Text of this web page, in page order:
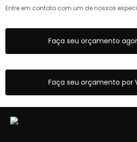
Entre em contato com um de nossos
Faça seu orçamento
Faça seu orçamento por